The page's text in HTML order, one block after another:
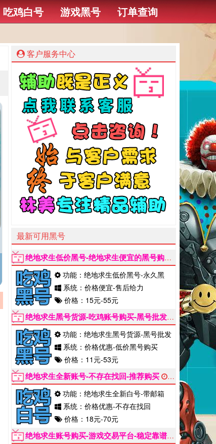
吃鸡白号 游戏黑号 订单查询
客户服务中心
最新可用黑号
绝地求生低价黑号-绝地求生便宜的黑号购买
2022-06-
功能：绝地求生低价黑号-永久黑
系统：价格便宜-售后给力
价格：15元-55元
绝地求生黑号货源-吃鸡账号购买-黑号批发市场
2022-
功能：绝地求生黑号货源-黑号批发
系统：价格优惠-低价黑号购买
价格：11元-53元
绝地求生全新账号-不存在找回-推荐购买
2022-06-12
功能：绝地求生全新白号-带邮箱
系统：价格优惠-不存在找回
价格：18元-70元
绝地求生账号购买-游戏交易平台-稳定靠谱
2022-06-12